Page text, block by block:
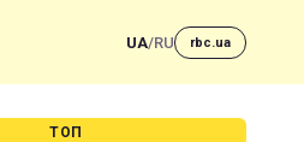
UA/RU rbc.ua
ТОП